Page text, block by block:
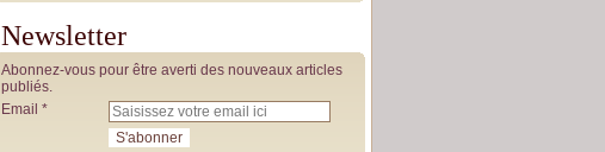
Newsletter
Abonnez-vous pour être averti des nouveaux articles
publiés.
Email